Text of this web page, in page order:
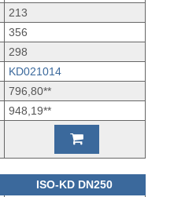
213
356
298
KD021014
796,80**
948,19**
ISO-KD DN250